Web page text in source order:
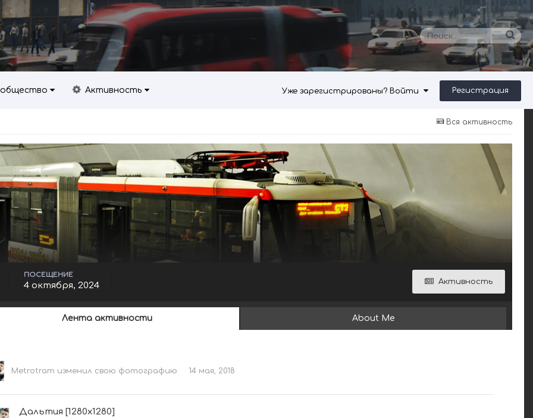
Уже зарегистрированы? Войти Регистрация
Активность
Вся активность
Активность
ПОСЕЩЕНИЕ
4 октября, 2024
Лента активности About Me
Metrotram изменил свою фотографию 14 мая, 2018
Дальтия [1280х1280]